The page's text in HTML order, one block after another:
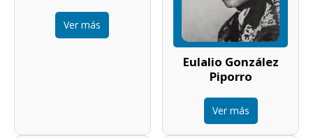
Ver más
Eulalio González
Piporro
Ver más